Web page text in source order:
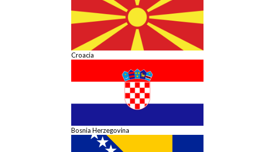
Croacia
Bosnia Herzegovina